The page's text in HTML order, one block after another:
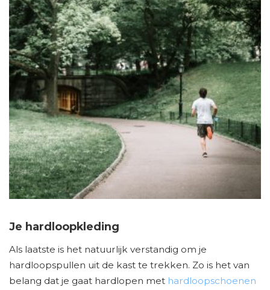
Je hardloopkleding
Als laatste is het natuurlijk verstandig om je
hardloopspullen uit de kast te trekken. Zo is het van
belang dat je gaat hardlopen met hardloopschoenen